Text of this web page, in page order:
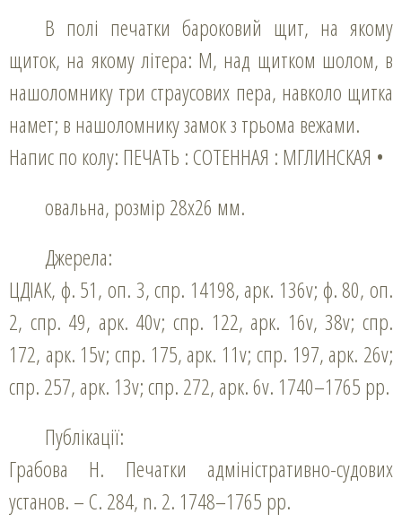
В полі печатки бароковий щит, на якому
щиток, на якому літера: М, над щитком шолом, в
нашоломнику три страусових пера, навколо щитка
намет; в нашоломнику замок з трьома вежами.
Напис по колу: ПЕЧАТЬ : СОТЕННАЯ : МГЛИНСКАЯ •
овальна, розмір 28х26 мм.
Джерела:
ЦДІАК, ф. 51, оп. 3, спр. 14198, арк. 136v; ф. 80, оп.
2, спр. 49, арк. 40v; спр. 122, арк. 16v, 38v; спр.
172, арк. 15v; спр. 175, арк. 11v; спр. 197, арк. 26v;
спр. 257, арк. 13v; спр. 272, арк. 6v. 1740–1765 рр.
Публікації:
Грабова Н. Печатки адміністративно-судових
установ. – С. 284, n. 2. 1748–1765 рр.